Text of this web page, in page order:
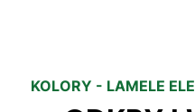
KOLORY - LAMELE